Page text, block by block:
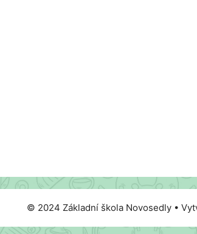
© 2024 Základní škola Novosedly •